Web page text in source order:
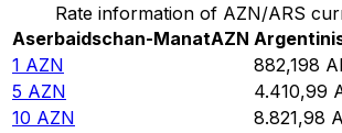
Rate information of AZN/ARS
Aserbaidschan-ManatAZN
1 AZN 882,198
5 AZN 4.410,99
10 AZN 8.821,98